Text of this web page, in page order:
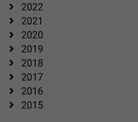
2022
2021
2020
2019
2018
2017
2016
2015